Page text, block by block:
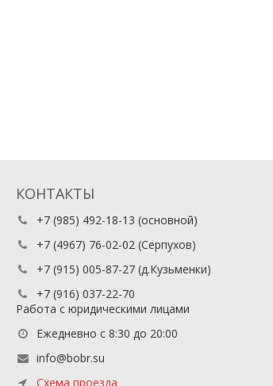
КОНТАКТЫ
+7 (985) 492-18-13 (основной)
+7 (4967) 76-02-02 (Серпухов)
+7 (915) 005-87-27(д.Кузьменки)
+7 (916) 037-22-70
Работа с юридическими лицами
Ежедневно с 8:30 до 20:00
info@bobr.su
Схема проезда